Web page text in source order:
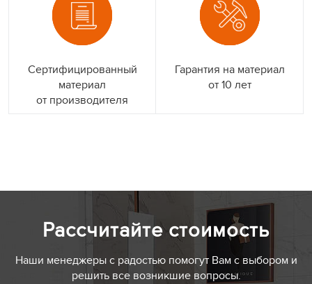
Сертифицированный
материал
от производителя
Гарантия на материал
от 10 лет
Рассчитайте стоимость
Наши менеджеры с радостью помогут Вам с выбором и
решить все возникшие вопросы.